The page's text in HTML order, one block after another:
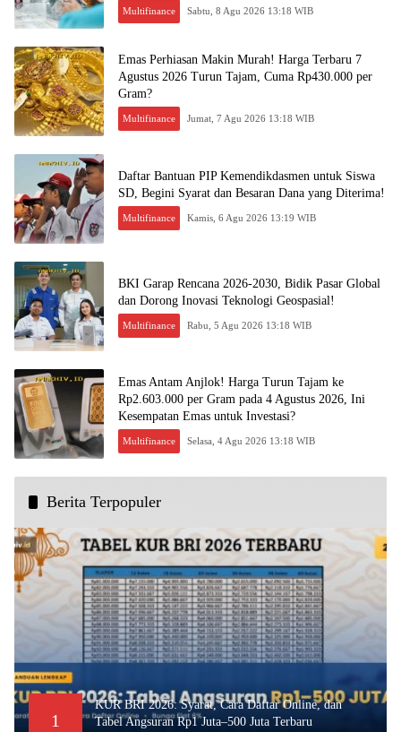
Multifinance Sabtu, 8 Agu 2026 13:18 WIB
Emas Perhiasan Makin Murah! Harga Terbaru 7
Agustus 2026 Turun Tajam, Cuma Rp430.000 per
Gram?
Multifinance Jumat, 7 Agu 2026 13:18 WIB
Daftar Bantuan PIP Kemendikdasmen untuk Siswa
SD, Begini Syarat dan Besaran Dana yang Diterima!
Multifinance Kamis, 6 Agu 2026 13:19 WIB
BKI Garap Rencana 2026-2030, Bidik Pasar Global
dan Dorong Inovasi Teknologi Geospasial!
Multifinance Rabu, 5 Agu 2026 13:18 WIB
Emas Antam Anjlok! Harga Turun Tajam ke
Rp2.603.000 per Gram pada 4 Agustus 2026, Ini
Kesempatan Emas untuk Investasi?
Multifinance Selasa, 4 Agu 2026 13:18 WIB
Berita Terpopuler
1
KUR BRI 2026: Syarat, Cara Daftar Online, dan
Tabel Angsuran Rp1 Juta–500 Juta Terbaru